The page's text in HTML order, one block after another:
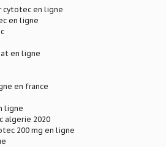
cytotec en ligne
en ligne
en ligne
en france
ligne
algerie 2020
200 mg en ligne